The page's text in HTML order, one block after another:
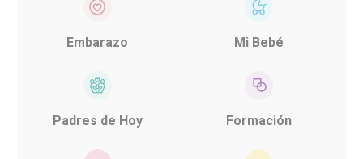
Embarazo Mi Bebé
Padres de Hoy Formación